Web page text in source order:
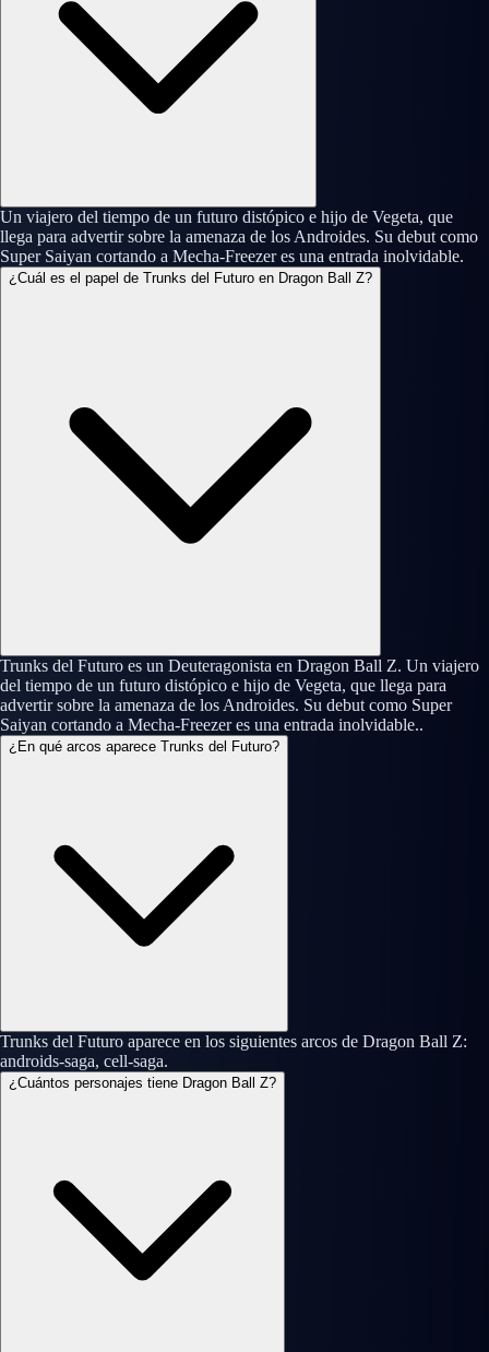
Un viajero del tiempo de un futuro distópico e hijo de Vegeta, que
llega para advertir sobre la amenaza de los Androides. Su debut como
Super Saiyan cortando a Mecha-Freezer es una entrada inolvidable.
¿Cuál es el papel de Trunks del Futuro en Dragon Ball Z?
Trunks del Futuro es un Deuteragonista en Dragon Ball Z. Un viajero
del tiempo de un futuro distópico e hijo de Vegeta, que llega para
advertir sobre la amenaza de los Androides. Su debut como Super
Saiyan cortando a Mecha-Freezer es una entrada inolvidable..
¿En qué arcos aparece Trunks del Futuro?
Trunks del Futuro aparece en los siguientes arcos de Dragon Ball Z:
androids-saga, cell-saga.
¿Cuántos personajes tiene Dragon Ball Z?